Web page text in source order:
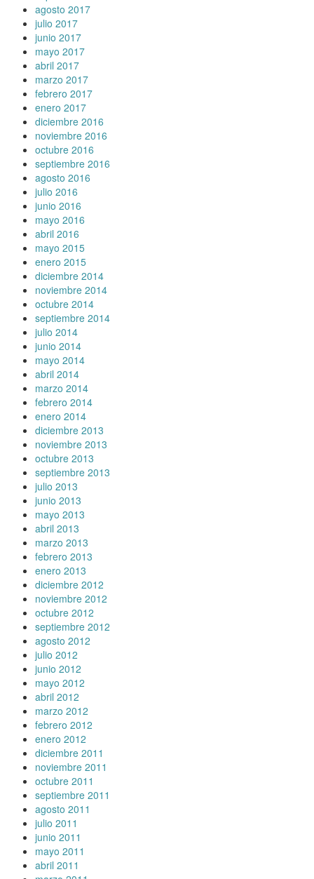
agosto 2017
julio 2017
junio 2017
mayo 2017
abril 2017
marzo 2017
febrero 2017
enero 2017
diciembre 2016
noviembre 2016
octubre 2016
septiembre 2016
agosto 2016
julio 2016
junio 2016
mayo 2016
abril 2016
mayo 2015
enero 2015
diciembre 2014
noviembre 2014
octubre 2014
septiembre 2014
julio 2014
junio 2014
mayo 2014
abril 2014
marzo 2014
febrero 2014
enero 2014
diciembre 2013
noviembre 2013
octubre 2013
septiembre 2013
julio 2013
junio 2013
mayo 2013
abril 2013
marzo 2013
febrero 2013
enero 2013
diciembre 2012
noviembre 2012
octubre 2012
septiembre 2012
agosto 2012
julio 2012
junio 2012
mayo 2012
abril 2012
marzo 2012
febrero 2012
enero 2012
diciembre 2011
noviembre 2011
octubre 2011
septiembre 2011
agosto 2011
julio 2011
junio 2011
mayo 2011
abril 2011